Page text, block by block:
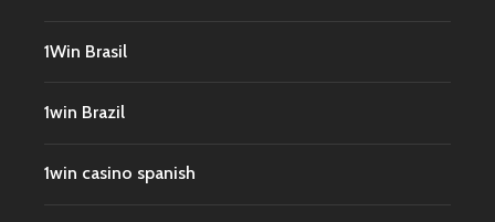
1Win Brasil
1win Brazil
1win casino spanish